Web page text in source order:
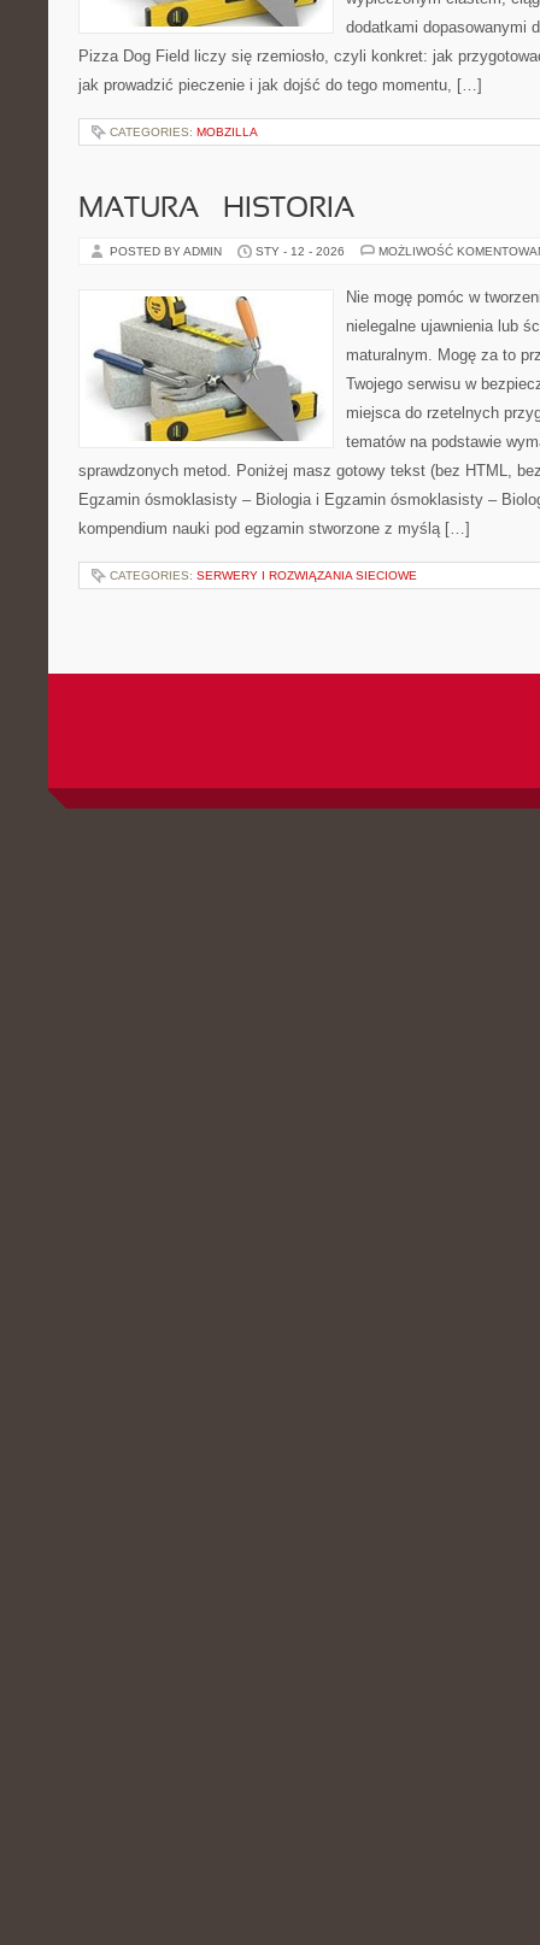
dodatkami dopasowanymi
Pizza Dog Field liczy się rzemiosło, czyli konkret: jak
jak prowadzić pieczenie i jak dojść do tego momentu, […]
CATEGORIES: MOBZILLA
MATURA – HISTORIA
POSTED BY ADMIN STY - 12 - 2026 MOŻLIWOŚĆ
Nie mogę pomóc w
nielegalne ujawnienia lub
maturalnym. Mogę za to
Twojego serwisu w
miejsca do rzetelnych
tematów na podstawie
sprawdzonych metod. Poniżej masz gotowy tekst (bez HTML,
Egzamin ósmoklasisty – Biologia i Egzamin ósmoklasisty –
kompendium nauki pod egzamin stworzone z myślą […]
CATEGORIES: SERWERY I ROZWIĄZANIA SIECIOWE